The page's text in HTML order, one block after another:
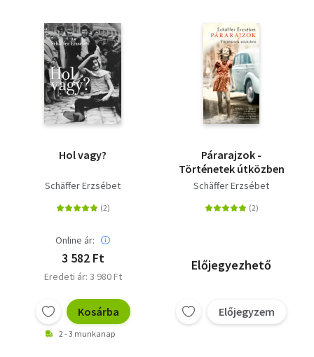
Hol vagy?
Schäffer Erzsébet
Online ár:
3 582 Ft
Eredeti ár: 3 980 Ft
Kosárba
2 - 3 munkanap
Párarajzok -
Történetek útközben
Schäffer Erzsébet
Előjegyezhető
Előjegyzem